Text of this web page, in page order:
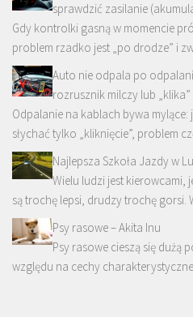
sprawdzić zasilanie
Gdy kontrolki gasną w momencie
problem rzadko jest „po drodze” i
Auto nie odpala po
rozrusznik milczy lub „klika”
Odpalanie na kablach bywa
słychać tylko „kliknięcie”, problem
Najlepsza Szkoła Jazdy w
Wielu ludzi jest kierowcami,
są trochę lepsi, drudzy trochę gorsi.
Psy rasowe – Akita Inu
Psy rasowe cieszą się dużą
względu na cechy